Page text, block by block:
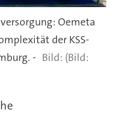
Oemeta
der KSS-
-
(Bild: